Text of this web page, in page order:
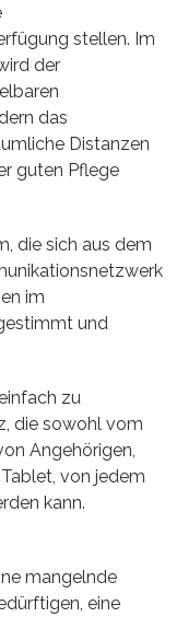
stellen. Im
der
das
Distanzen
guten Pflege
die sich aus dem
im
und
zu
die sowohl vom
Angehörigen,
von jedem
kann.
mangelnde
eine